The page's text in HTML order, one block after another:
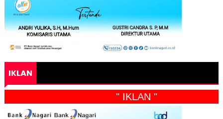
IKLAN
" IKLAN "